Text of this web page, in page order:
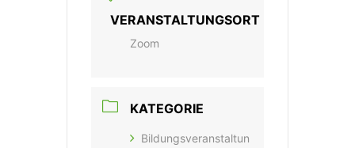
VERANSTALTUNGSORT
Zoom
KATEGORIE
Bildungsveranstaltun